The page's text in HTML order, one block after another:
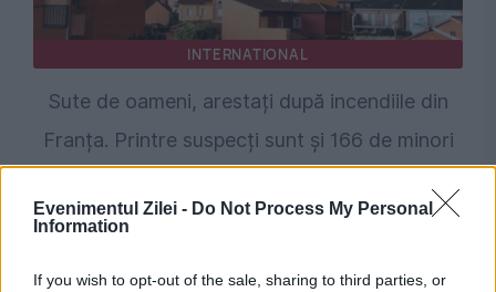
Evenimentul Zilei - Do Not Process My Personal
Information
If you wish to opt-out of the sale, sharing to third parties, or
INTERNATIONAL
Sute de oameni, arestați după incendiile din
Franța. Printre suspecți sunt și 166 de minori